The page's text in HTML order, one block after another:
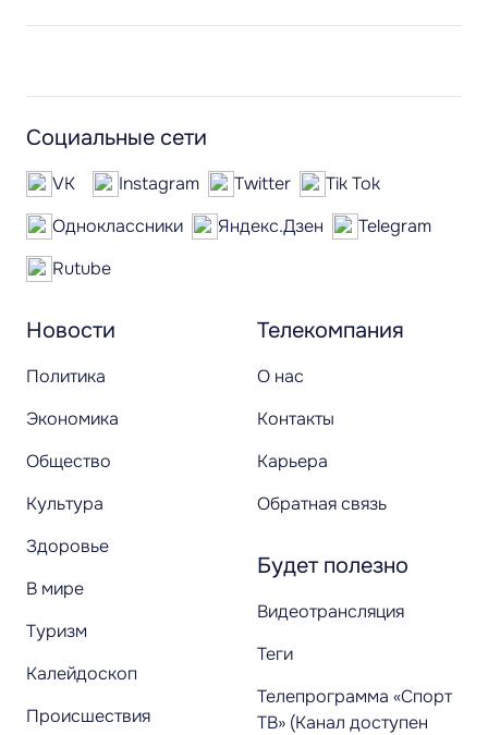
Новости
Политика
Экономика
Общество
Культура
Здоровье
В мире
Туризм
Калейдоскоп
Происшествия
Телекомпания
О нас
Контакты
Карьера
Обратная связь
Будет полезно
Видеотрансляция
Теги
Телепрограмма «Спорт
ТВ» (Канал доступен
Социальные сети
VK Instagram Twitter
Tik Tok
Одноклассники
Яндекс.Дзен
Telegram
Rutube